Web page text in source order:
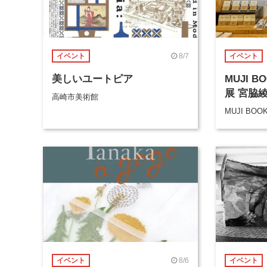
イベント 8/7
美しいユートピア
高崎市美術館
イベント
MUJI
展 宮脇
MUJI
イベント 8/6 イベント